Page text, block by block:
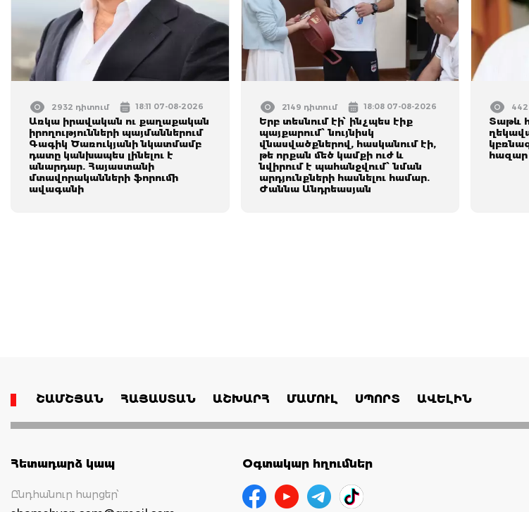
2932 դիտում 18:11 07-08-2026
Առկա իրավական ու քաղաքական
իրողությունների պայմաններում
Գագիկ Ծառուկյանի նկատմամբ
դատը կանխապես լինելու է
անարդար. Հայաստանի
մտավորականների ֆորումի
ավագանի
2149 դիտում 18:08 07-08-2026
Երբ տեսնում էի՝ ինչպես էիք
պայքարում՝ նույնիսկ
վնասվածքներով, հասկանում էի,
թե որքան մեծ կամքի ուժ և
նվիրում է պահանջվում՝ նման
արդյունքների հասնելու համար.
Ժաննա Անդրեասյան
Տաթև
ՇԱՄՇՅԱՆ ՀԱՅԱՍՏԱՆ ԱՇԽԱՐՀ ՄԱՄՈՒԼ ՍՊՈՐՏ ԱՎԵԼԻՆ
Հետադարձ կապ
Ընդհանուր հարցեր՝
Օգտակար հղումներ